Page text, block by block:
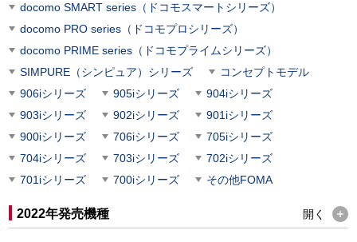
docomo SMART series（ドコモスマートシリーズ）
docomo PRO series（ドコモプロシリーズ）
docomo PRIME series（ドコモプライムシリーズ）
SIMPURE（シンピュア）シリーズ
コンセプトモデル
906iシリーズ
905iシリーズ
904iシリーズ
903iシリーズ
902iシリーズ
901iシリーズ
900iシリーズ
706iシリーズ
705iシリーズ
704iシリーズ
703iシリーズ
702iシリーズ
701iシリーズ
700iシリーズ その他FOMA
2022年発売機種 開く